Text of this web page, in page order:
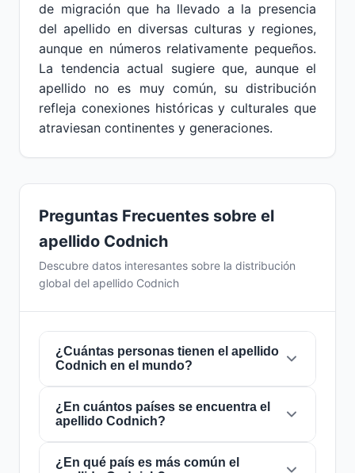
de migración que ha llevado a la presencia
del apellido en diversas culturas y regiones,
aunque en números relativamente pequeños.
La tendencia actual sugiere que, aunque el
apellido no es muy común, su distribución
refleja conexiones históricas y culturales que
atraviesan continentes y generaciones.
Preguntas Frecuentes sobre el
apellido Codnich
Descubre datos interesantes sobre la distribución
global del apellido Codnich
¿Cuántas personas tienen el apellido
Codnich en el mundo?
Actualmente hay aproximadamente18
personascon el apellido
mundo. Esto significa que aproximadamente 1
de cada444,444,444 personas en el mundo
¿En cuántos países se encuentra el
apellido Codnich?
El apellidoCodnichestá presente en
¿En qué país es más común el